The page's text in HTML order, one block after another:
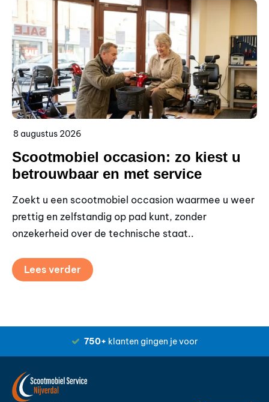
8 augustus 2026
Scootmobiel occasion: zo kiest u
betrouwbaar en met service
Zoekt u een scootmobiel occasion waarmee u weer
prettig en zelfstandig op pad kunt, zonder
onzekerheid over de technische staat..
Lees verder
750+ klanten gingen je voor